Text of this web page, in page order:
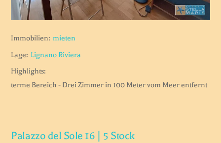
Immobilien: mieten
Lage: Lignano Riviera
Highlights:
terme Bereich - Drei Zimmer in 100 Meter vom Meer entfernt
Palazzo del Sole 16 | 5 Stock